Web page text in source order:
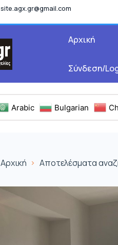
site.agx.gr@gmail.com
Αρχική
Σύνδεση/
Arabic Bulgarian
Αρχική Αποτελέσματα